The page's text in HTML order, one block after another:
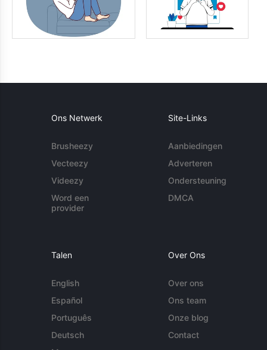
Ons Netwerk
Brusheezy
Vecteezy
Videezy
Word een
provider
Site-Links
Aanbiedingen
Adverteren
Ondersteuning
DMCA
Talen
English
Español
Português
Deutsch
Over Ons
Over ons
Ons team
Onze blog
Contact